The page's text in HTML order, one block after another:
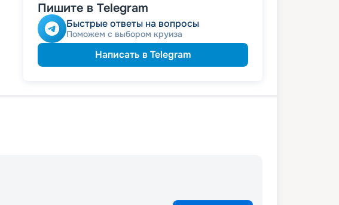
Пишите в Telegram
Быстрые ответы на вопросы
Поможем с выбором круиза
Написать в Telegram